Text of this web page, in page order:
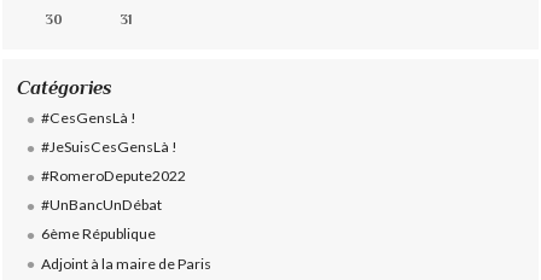
30
31
Catégories
#CesGensLà !
#JeSuisCesGensLà !
#RomeroDepute2022
#UnBancUnDébat
6ème République
Adjoint à la maire de Paris